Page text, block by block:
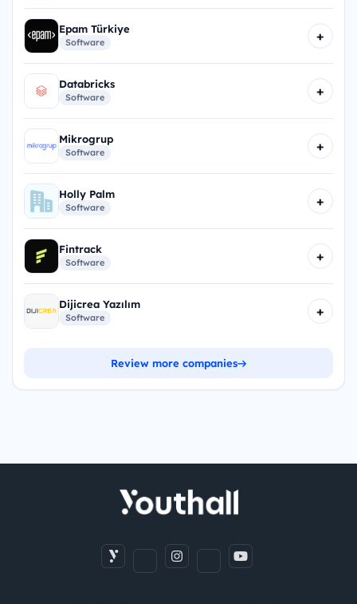
Epam Türkiye
Software +
Databricks
Software +
Mikrogrup
Software +
Holly Palm
Software +
Fintrack
Software +
Dijicrea Yazılım
Software +
Review more companies